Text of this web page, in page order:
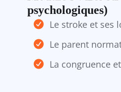
psychologiques)
Le stroke et ses
Le parent
La congruence